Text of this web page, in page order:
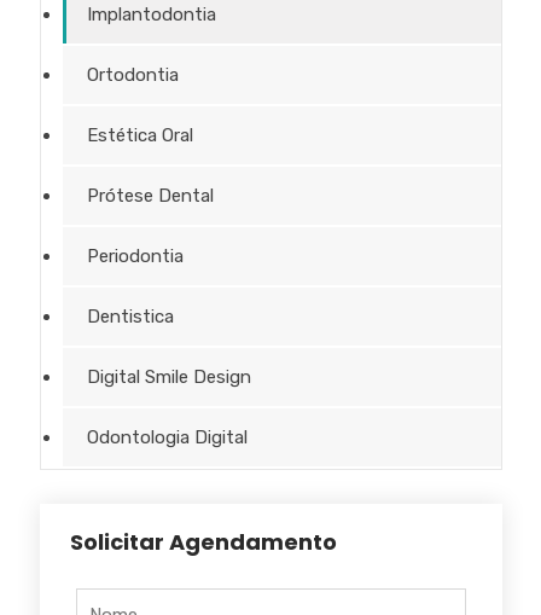
Implantodontia
Ortodontia
Estética Oral
Prótese Dental
Periodontia
Dentistica
Digital Smile Design
Odontologia Digital
Solicitar Agendamento